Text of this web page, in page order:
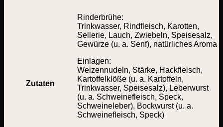
Zutaten
Rinderbrühe:
Trinkwasser, Rindfleisch, Karotten,
Sellerie, Lauch, Zwiebeln, Speisesalz,
Gewürze (u. a. Senf), natürliches Aroma
Einlagen:
Weizennudeln, Stärke, Hackfleisch,
Kartoffelklöße (u. a. Kartoffeln,
Trinkwasser, Speisesalz), Leberwurst
(u. a. Schweinefleisch, Speck,
Schweineleber), Bockwurst (u. a.
Schweinefleisch, Speck)